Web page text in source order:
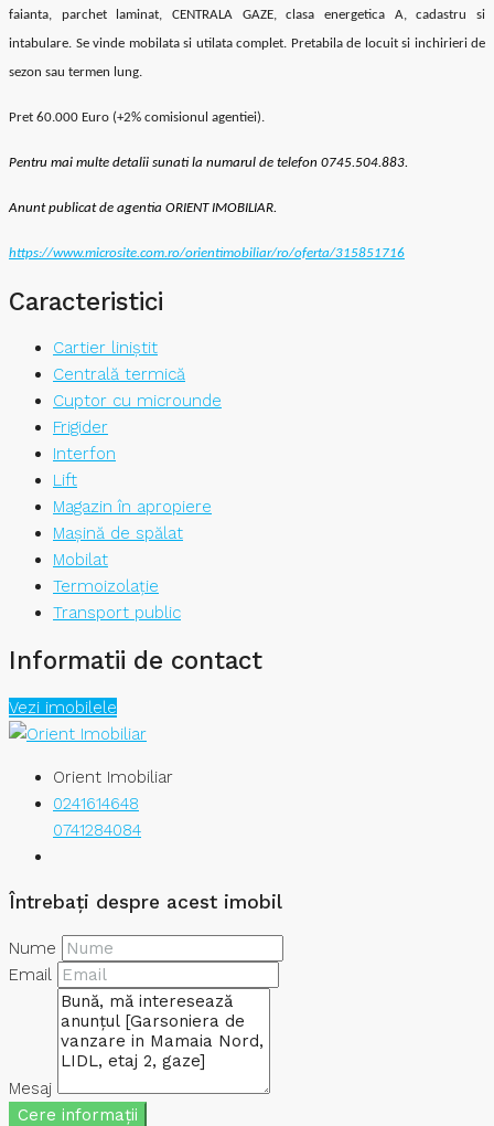
faianta, parchet laminat, CENTRALA GAZE, clasa energetica A, cadastru si
intabulare. Se vinde mobilata si utilata complet. Pretabila de locuit si inchirieri de
sezon sau termen lung.
Pret 60.000 Euro (+2% comisionul agentiei).
Pentru mai multe detalii sunati la numarul de telefon 0745.504.883.
Anunt publicat de agentia ORIENT IMOBILIAR.
https://www.microsite.com.ro/orientimobiliar/ro/oferta/315851716
Caracteristici
Cartier liniștit
Centrală termică
Cuptor cu microunde
Frigider
Interfon
Lift
Magazin în apropiere
Mașină de spălat
Mobilat
Termoizolație
Transport public
Informatii de contact
Vezi imobilele
Orient Imobiliar
0241614648
0741284084
Întrebați despre acest imobil
Nume
Email
Mesaj
Cere informații